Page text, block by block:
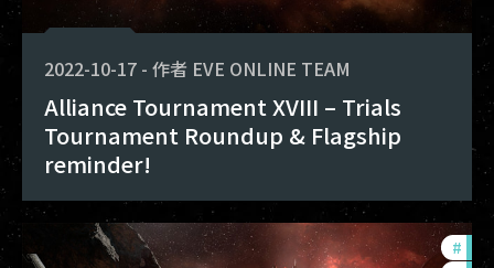
2022-10-17 - 作者 EVE ONLINE TEAM
Alliance Tournament XVIII – Trials
Tournament Roundup & Flagship
reminder!
# pvp